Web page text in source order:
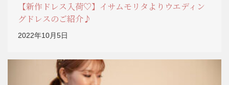
【新作ドレス入荷♡】イサムモリタよりウエディン
グドレスのご紹介♪
2022年10月5日